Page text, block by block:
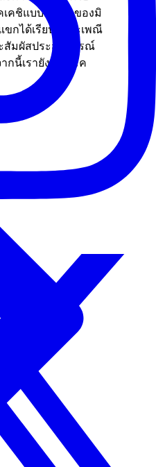
คชิแบบดั้งเดิมของมิ
ขกได้เรียนรู้ประเพณี
สัมผัสประสบการณ์
กนี้เรายังจัดเวิร์ค
าร